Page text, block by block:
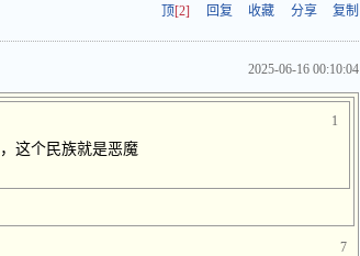
顶[2] 回复 收藏 分享 复制
2025-06-16 00:10:04
1
这个民族就是恶魔
7